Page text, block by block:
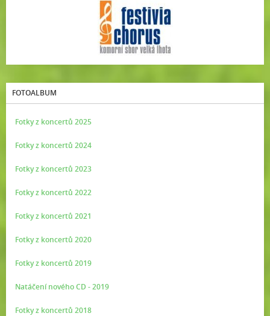
FOTOALBUM
Fotky z koncertů 2025
Fotky z koncertů 2024
Fotky z koncertů 2023
Fotky z koncertů 2022
Fotky z koncertů 2021
Fotky z koncertů 2020
Fotky z koncertů 2019
Natáčení nového CD - 2019
Fotky z koncertů 2018